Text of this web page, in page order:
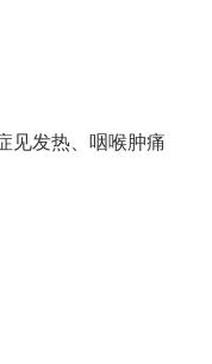
见发热、咽喉肿痛